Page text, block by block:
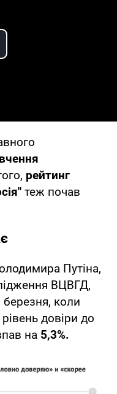
Video
рейтинг
теж почав
Путіна,
ВЦВГД,
коли
довіри до
на 5,3%.